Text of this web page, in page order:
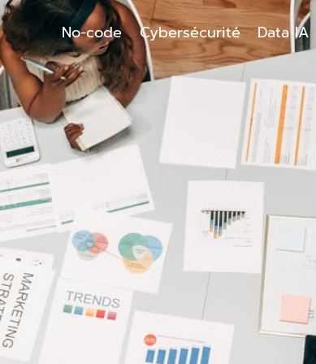
No-code Cybersécurité Data IA